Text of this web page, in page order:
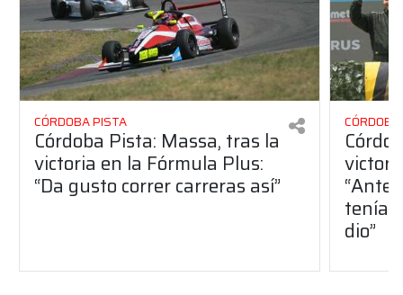
CÓRDOBA PISTA
Córdoba Pista: Massa, tras la
victoria en la Fórmula Plus:
“Da gusto correr carreras así”
dio”